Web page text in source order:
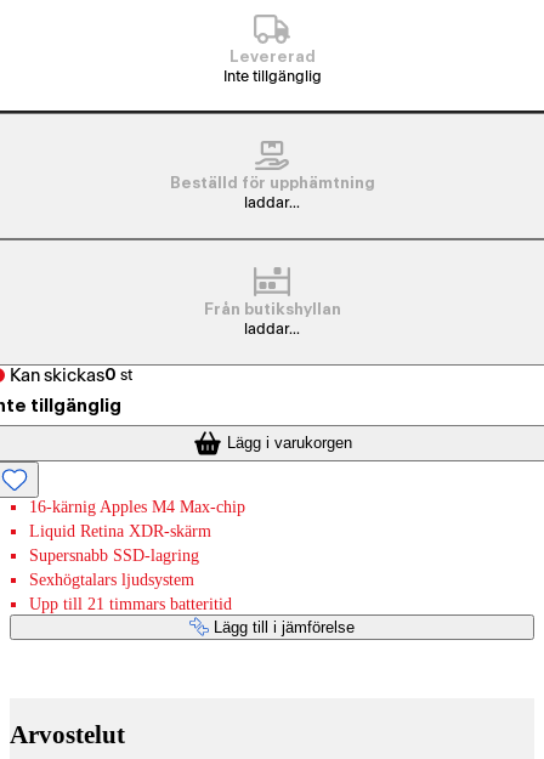
Levererad
Inte tillgänglig
Beställd för upphämtning
laddar...
Från butikshyllan
laddar...
Kan skickas0 st
tillgänglig
Lägg i varukorgen
16-kärnig Apples M4 Max-chip
Liquid Retina XDR-skärm
Supersnabb SSD-lagring
Sexhögtalars ljudsystem
Upp till 21 timmars batteritid
Lägg till i jämförelse
Arvostelut